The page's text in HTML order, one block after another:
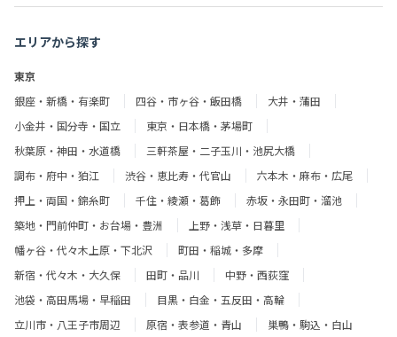
エリアから探す
東京
銀座・新橋・有楽町
四谷・市ヶ谷・飯田橋
大井・蒲田
小金井・国分寺・国立
東京・日本橋・茅場町
秋葉原・神田・水道橋
三軒茶屋・二子玉川・池尻大橋
調布・府中・狛江
渋谷・恵比寿・代官山
六本木・麻布・広尾
押上・両国・錦糸町
千住・綾瀬・葛飾
赤坂・永田町・溜池
築地・門前仲町・お台場・豊洲
上野・浅草・日暮里
幡ヶ谷・代々木上原・下北沢
町田・稲城・多摩
新宿・代々木・大久保
田町・品川
中野・西荻窪
池袋・高田馬場・早稲田
目黒・白金・五反田・高輪
立川市・八王子市周辺
原宿・表参道・青山 巣鴨・駒込・白山